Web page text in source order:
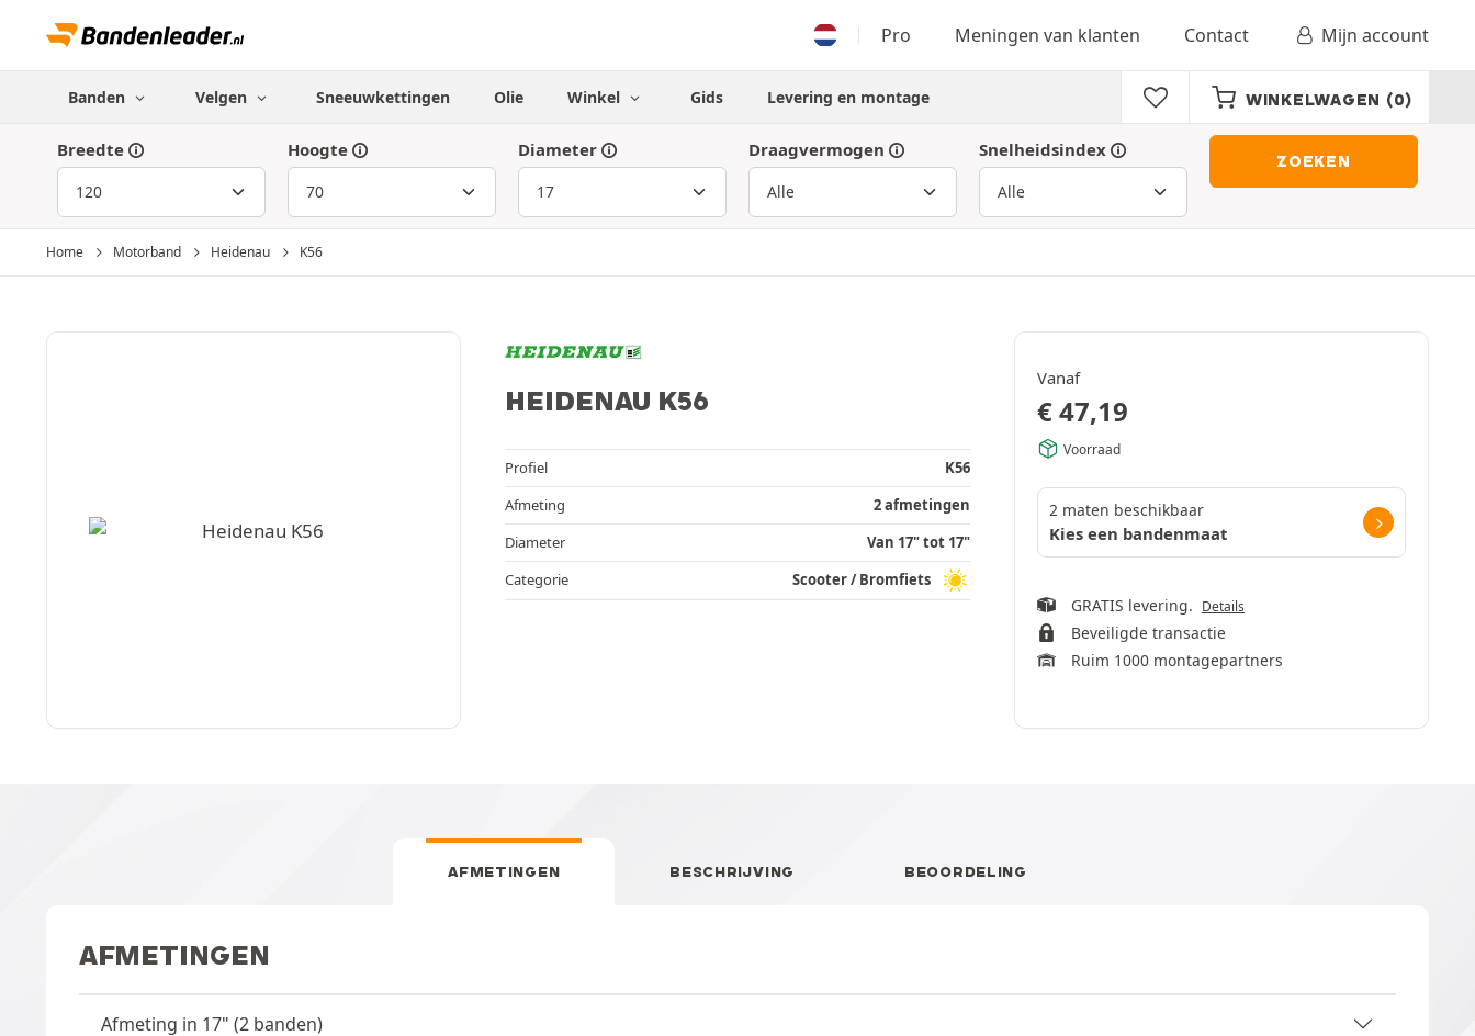
Pro Meningen van klanten Contact Mijn account
Banden Velgen Sneeuwkettingen Olie Winkel Gids Levering en montage WINKELWAGEN (0)
Breedte Hoogte Diameter Draagvermogen Snelheidsindex
ZOEKEN
Home Motorband Heidenau K56
HEIDENAU K56
Profiel
K56
Afmeting
2 afmetingen
Diameter
Van 17" tot 17"
Categorie
Scooter / Bromfiets
Vanaf
€47,19
Voorraad
2 maten beschikbaar
Kies een bandenmaat
GRATIS levering. Details
Beveiligde transactie
Ruim 1000 montagepartners
AFMETINGEN BESCHRIJVING BEOORDELING
AFMETINGEN
Afmeting in 17" (2 banden)